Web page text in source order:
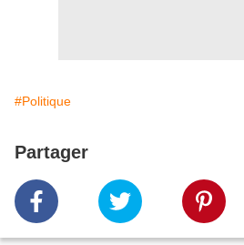
#Politique
Partager